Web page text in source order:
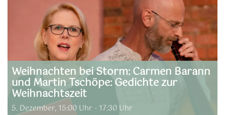
Weihnachten bei Storm: Carmen Barann
und Martin Tschöpe: Gedichte zur
Weihnachtszeit
5. Dezember, 15:00 Uhr - 17:30 Uhr